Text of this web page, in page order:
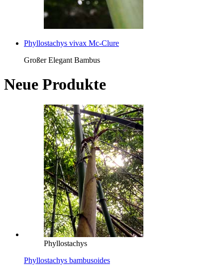
Phyllostachys vivax Mc-Clure
Großer Elegant Bambus
Neue Produkte
Phyllostachys
Phyllostachys bambusoides